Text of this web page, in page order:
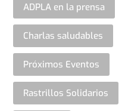
ADPLA en la prensa
Charlas saludables
Próximos Eventos
Rastrillos Solidarios